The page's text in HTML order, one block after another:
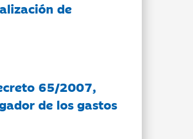
de
65/2007,
de los gastos